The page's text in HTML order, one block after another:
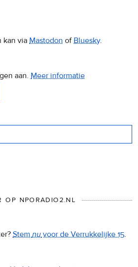
kan via Mastodon ofBluesky.
aan. Meer informatie
OP NPORADIO2.NL
Stemnuvoor de Verrukkelijke 15.